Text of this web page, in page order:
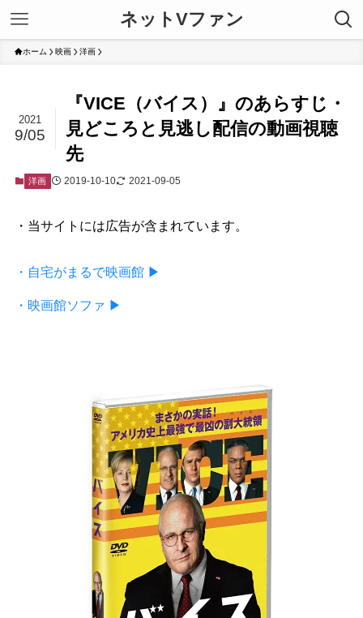
ネットVファン
ホーム 映画 洋画
『VICE（バイス）』のあらすじ・
見どころと見逃し配信の動画視聴
先
2021
9/05
洋画 2019-10-10 2021-09-05
・当サイトには広告が含まれています。
・自宅がまるで映画館 ▶
・映画館ソファ ▶